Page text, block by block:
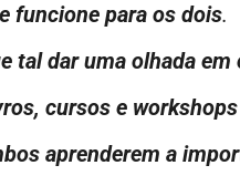
funcione para os dois.
tal dar uma olhada
cursos e
aprenderem a